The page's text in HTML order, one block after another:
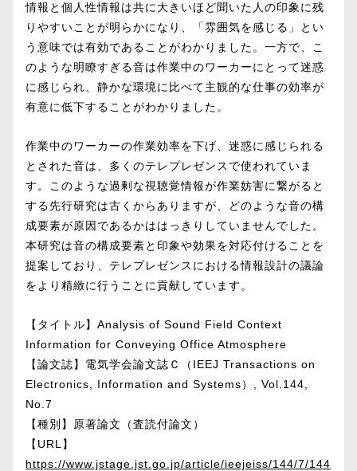
情報と個人性情報は共に大きいほど聞いた人の印象に残
りやすいことが明らかになり、「雰囲気を感じる」とい
う意味では有効であることがわかりました。一方で、こ
のような明瞭すぎる音は作業中のワーカーにとって迷惑
に感じられ、静かな環境に比べて主観的な仕事の効率が
有意に低下することがわかりました。
作業中のワーカーの作業効率を下げ、迷惑に感じられる
とされた音は、多くのテレプレゼンスで使われていま
す。このような過剰な視聴覚情報が作業妨害に繋がると
する先行研究は古くからありますが、どのような音の構
成要素が原因であるかははっきりしていませんでした。
本研究は音の構成要素と印象や効果を対応付けることを
提案しており、テレプレゼンスにおける情報設計の議論
をより精緻に行うことに貢献しています。
【タイトル】Analysis of Sound Field Context
Information for Conveying Office Atmosphere
【論文誌】電気学会論文誌Ｃ（IEEJ Transactions on
Electronics, Information and Systems）, Vol.144,
No.7
【種別】原著論文（査読付論文）
【URL】
https://www.jstage.jst.go.jp/article/ieejeiss/144/7/144